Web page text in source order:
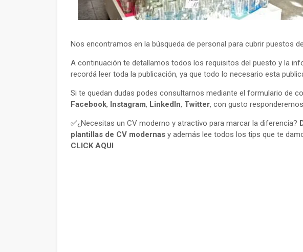
Nos encontramos en la búsqueda de personal para cubrir puestos
A continuación te detallamos todos los requisitos del puesto y la
recordá leer toda la publicación, ya que todo lo necesario esta
Si te quedan dudas podes consultarnos mediante el formulario de
Facebook, Instagram, LinkedIn, Twitter, con gusto
✅¿Necesitas un CV moderno y atractivo para marcar la diferencia?
plantillas de CV modernas y además lee todos los tips que te
CLICK AQUI